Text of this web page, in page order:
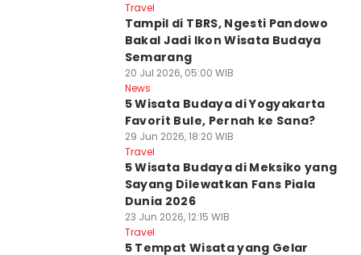
Travel
Tampil di TBRS, Ngesti Pandowo
Bakal Jadi Ikon Wisata Budaya
Semarang
20 Jul 2026, 05:00 WIB
News
5 Wisata Budaya di Yogyakarta
Favorit Bule, Pernah ke Sana?
29 Jun 2026, 18:20 WIB
Travel
5 Wisata Budaya di Meksiko yang
Sayang Dilewatkan Fans Piala
Dunia 2026
23 Jun 2026, 12:15 WIB
Travel
5 Tempat Wisata yang Gelar